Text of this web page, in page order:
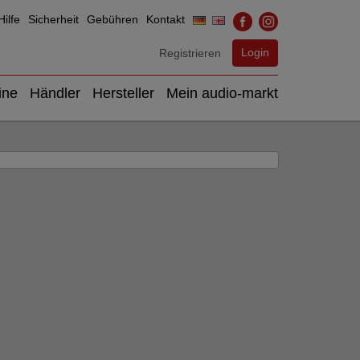
Sicherheit Gebühren Kontakt
Registrieren Login
Händler Hersteller Mein audio-markt